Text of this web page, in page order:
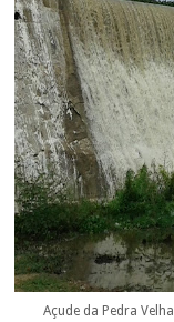
Açude da Pedra